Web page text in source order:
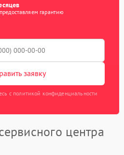
гарантию
заявку
с политикой конфиденциальности
центра